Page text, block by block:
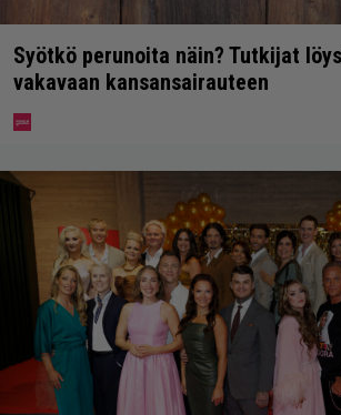
Syötkö perunoita näin? Tutkijat
vakavaan kansansairauteen